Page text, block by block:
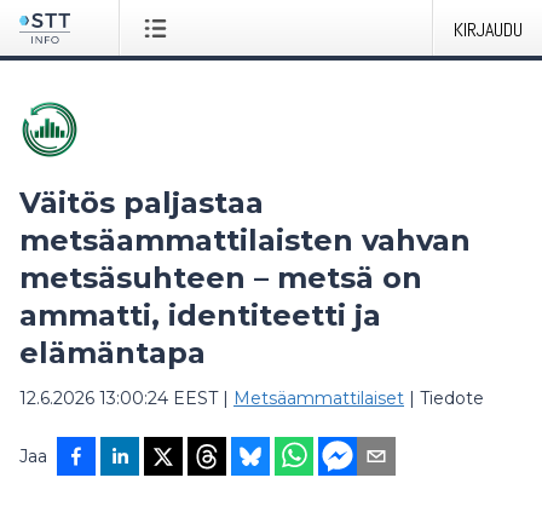
KIRJAUDU
Väitös paljastaa
metsäammattilaisten vahvan
metsäsuhteen – metsä on
ammatti, identiteetti ja
elämäntapa
12.6.2026 13:00:24 EEST| Metsäammattilaiset | Tiedote
Jaa